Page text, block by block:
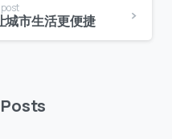
城市生活更便捷